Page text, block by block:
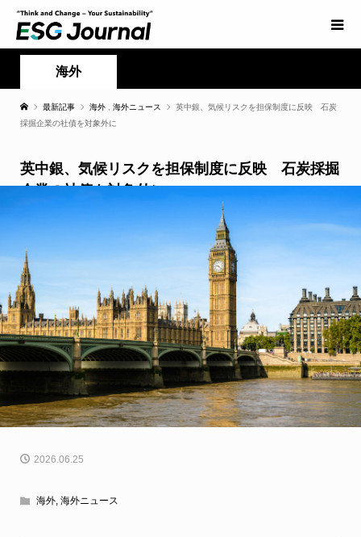
海外
最新記事 海外 海外ニュース
英中銀、気候リスクを担保制度に反映 石炭
採掘企業の社債を対象外に
英中銀、気候リスクを担保制度に反映 石炭採掘
企業の社債を対象外に
2026.06.25
海外, 海外ニュース